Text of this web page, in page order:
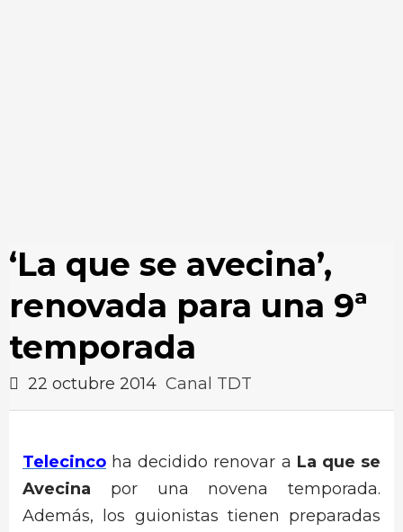
‘La que se avecina’,
renovada para una 9ª
temporada
22 octubre 2014 Canal TDT
Telecinco ha decidido renovar a La que se
Avecina por una novena temporada.
Además, los guionistas tienen preparadas